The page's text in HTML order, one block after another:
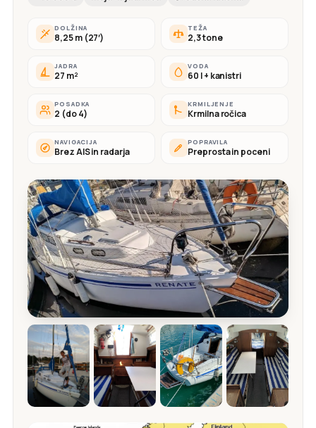
DOLŽINA
8,25 m (27′)
TEŽA
2,3 tone
JADRA
27 m²
VODA
60 l + kanistri
POSADKA
2 (do 4)
KRMILJENJE
Krmilna ročica
NAVIGACIJA
Brez AIS in radarja
POPRAVILA
Preprosta in poceni